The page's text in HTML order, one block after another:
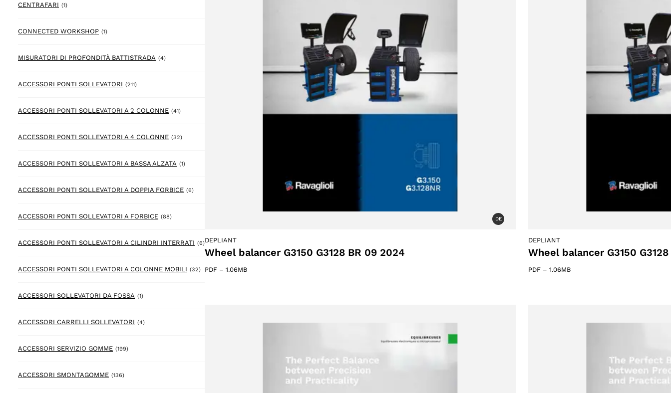
CENTRAFARI (1)1 prodotto
CONNECTED WORKSHOP (1)1 prodotto
MISURATORI DI PROFONDITÀ BATTISTRADA (4)4 prodotto
ACCESSORI PONTI SOLLEVATORI (211)211 prodotto
ACCESSORI PONTI SOLLEVATORI A 2 COLONNE (41)41 prodotto
ACCESSORI PONTI SOLLEVATORI A 4 COLONNE (32)32 prodotto
ACCESSORI PONTI SOLLEVATORI A BASSA ALZATA (1)1 prodotto
ACCESSORI PONTI SOLLEVATORI A DOPPIA FORBICE (6)6 prodotto
ACCESSORI PONTI SOLLEVATORI A FORBICE (88)88 prodotto
ACCESSORI PONTI SOLLEVATORI A CILINDRI INTERRATI (6)6 prodotto
ACCESSORI PONTI SOLLEVATORI A COLONNE MOBILI (32)32 prodotto
ACCESSORI SOLLEVATORI DA FOSSA (1)1 prodotto
ACCESSORI CARRELLI SOLLEVATORI (4)4 prodotto
ACCESSORI SERVIZIO GOMME (199)199 prodotto
ACCESSORI SMONTAGOMME (136)136 prodotto
DE
DEPLIANT
Wheel balancer G3150 G3128 BR 09 2024
PDF – 1.06MB
DEPLIANT
Wheel balancer G3150
PDF – 1.06MB
ACCETTA